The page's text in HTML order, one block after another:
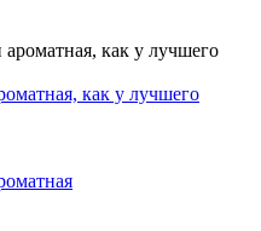
как у лучшего